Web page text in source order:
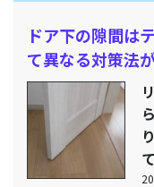
ドア下の隙間は
て異なる対策法